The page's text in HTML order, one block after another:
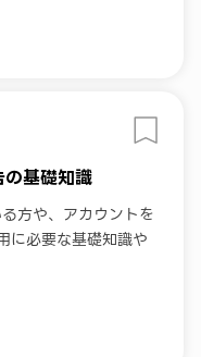
基礎知識
方や、アカウントを
に必要な基礎知識や